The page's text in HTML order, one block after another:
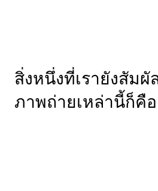
สิ่งหนึ่งที่เรายังสัมผั
ภาพถ่ายเหล่านี้ก็คื